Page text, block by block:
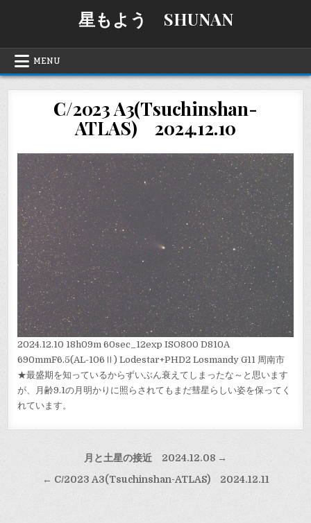
星もよう SHUNAN
MENU
C/2023 A3(Tsuchinshan-
ATLAS) 2024.12.10
2024.12.10 18h09m 60sec_12exp ISO800 D810A
690mmF6.5(AL-106Ⅱ) Lodestar+PHD2 Losmandy G11 周南市
★最盛期を知っているからずいぶん衰えてしまったな～と思います
が、月齢9.1の月明かりに照らされてもまだ彗星らしい姿を保ってく
れています。
月と土星の接近 2024.12.08 →
← C/2023 A3(Tsuchinshan-ATLAS) 2024.12.11